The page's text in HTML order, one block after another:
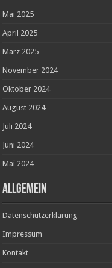
Mai 2025
April 2025
März 2025
November 2024
Oktober 2024
August 2024
Juli 2024
Juni 2024
Mai 2024
ALLGEMEIN
Datenschutzerklärung
Impressum
Kontakt